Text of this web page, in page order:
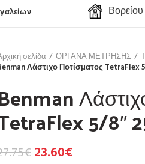
σελίδα ΟΡΓΑΝΑ ΜΕΤΡΗΣΗΣ
Λάστιχο Ποτίσματος TetraFlex
5/8″
€23.60€